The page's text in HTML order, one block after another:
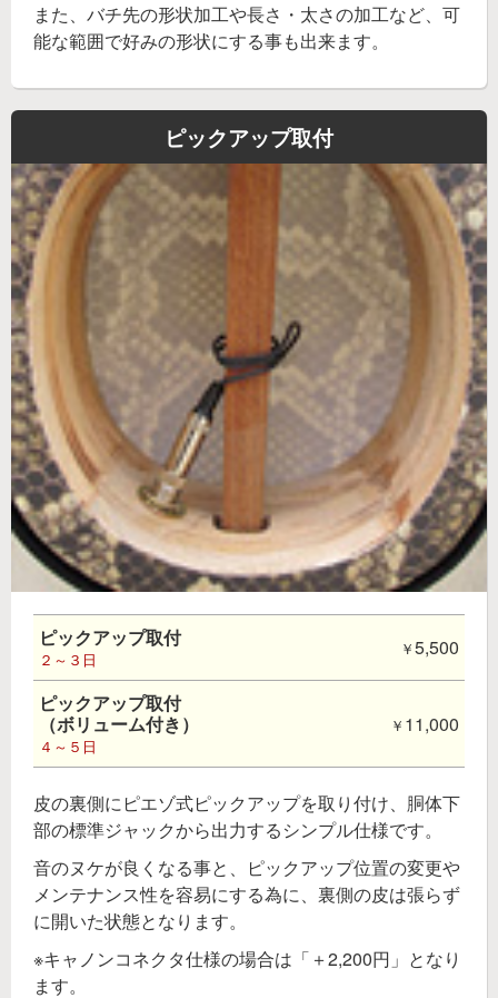
また、バチ先の形状加工や長さ・太さの加工など、可
能な範囲で好みの形状にする事も出来ます。
ピックアップ取付
ピックアップ取付
２～３日 5,500
ピックアップ取付
（ボリューム付き）
４～５日
11,000
皮の裏側にピエゾ式ピックアップを取り付け、胴体下
部の標準ジャックから出力するシンプル仕様です。
音のヌケが良くなる事と、ピックアップ位置の変更や
メンテナンス性を容易にする為に、裏側の皮は張らず
に開いた状態となります。
※キャノンコネクタ仕様の場合は「＋2,200円」となり
ます。